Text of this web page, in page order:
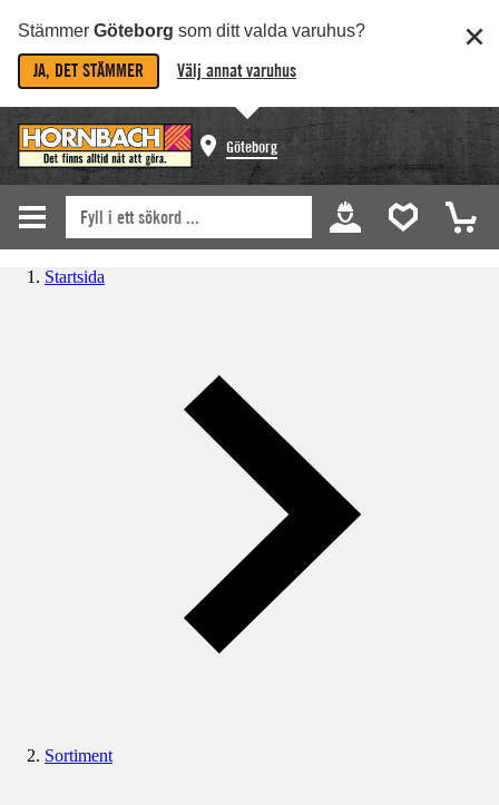
Stämmer Göteborg som ditt valda varuhus?
JA, DET STÄMMER Välj annat varuhus
Göteborg
Startsida
Sortiment